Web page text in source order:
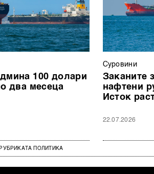
100 долари
два месеца
Суровини
Заканите
нафтени
Исток
22.07.2026
ПОЛИТИКА